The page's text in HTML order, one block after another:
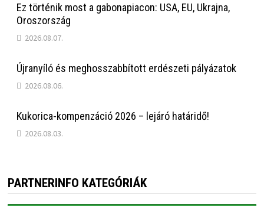
Ez történik most a gabonapiacon: USA, EU, Ukrajna,
Oroszország
2026.08.07.
Újranyíló és meghosszabbított erdészeti pályázatok
2026.08.06.
Kukorica-kompenzáció 2026 – lejáró határidő!
2026.08.03.
PARTNERINFO KATEGÓRIÁK